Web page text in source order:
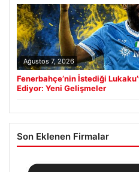
Ağustos 7, 2026
Fenerbahçe’nin İstediği
Ediyor: Yeni Gelişmeler
Son Eklenen Firmalar